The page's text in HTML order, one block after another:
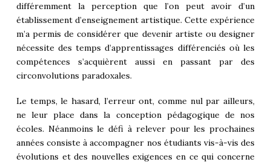
différemment la perception que l’on peut avoir d’un
établissement d’enseignement artistique. Cette expérience
m’a permis de considérer que devenir artiste ou designer
nécessite des temps d’apprentissages différenciés où les
compétences s’acquièrent aussi en passant par des
circonvolutions paradoxales.
Le temps, le hasard, l’erreur ont, comme nul par ailleurs,
ne leur place dans la conception pédagogique de nos
écoles. Néanmoins le défi à relever pour les prochaines
années consiste à accompagner nos étudiants vis-à-vis des
évolutions et des nouvelles exigences en ce qui concerne